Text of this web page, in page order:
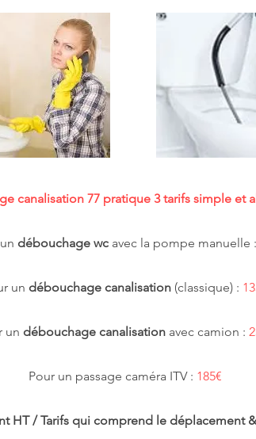
canalisation 77 pratique 3 tarifs simple et
débouchage wc avec la pompe manuelle :
un débouchage canalisation (classique) :
un débouchage canalisationavec camion :
Pour un passage caméra ITV : 185€
HT / Tarifs qui comprend le déplacement